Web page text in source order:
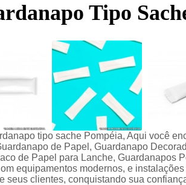
Tipo
tipo sache Pompéia, Aqui você
de Papel, Guardanapo
de Papel para Lanche, Guardanapos
equipamentos modernos, e
seus clientes, conquistando sua